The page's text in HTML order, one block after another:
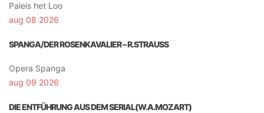
Paleis het Loo
aug 08 2026
SPANGA/DER ROSENKAVALIER – R.STRAUSS
Opera Spanga
aug 09 2026
DIE ENTFÜHRUNG AUS DEM SERIAL(W.A.MOZART)